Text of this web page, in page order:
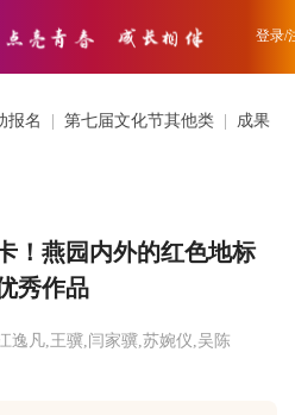
登录/
报名 第七届文化节其他类 成果
！燕园内外的红色地标
秀作品
逸凡,王骥,闫家骥,苏婉仪,吴陈